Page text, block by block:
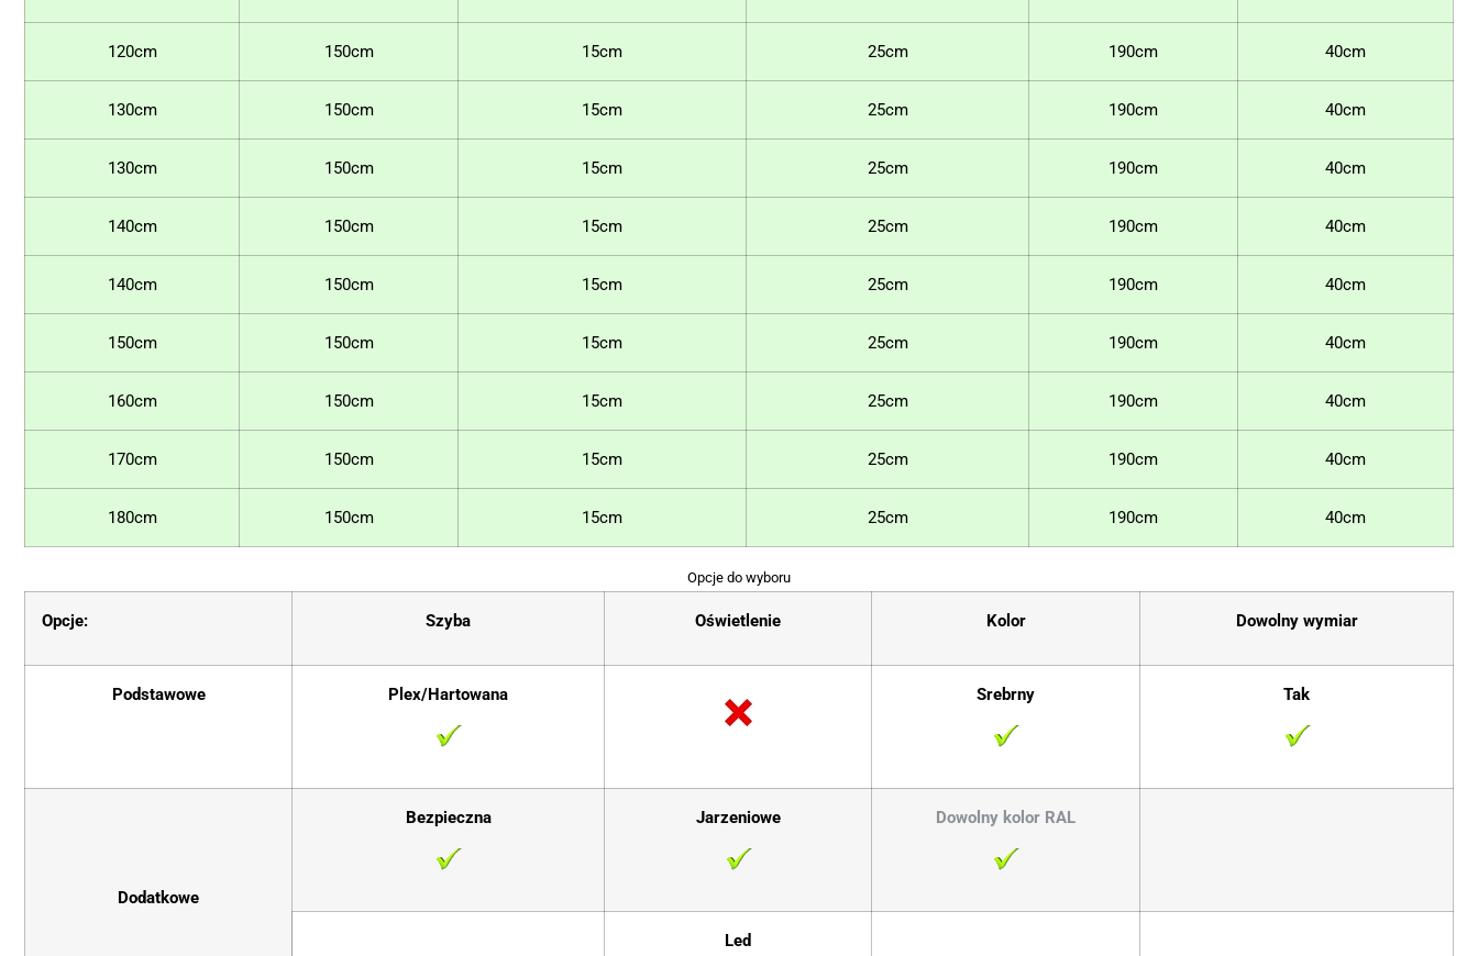
120cm 150cm 15cm 25cm 190cm 40cm
130cm 150cm 15cm 25cm 190cm 40cm
130cm 150cm 15cm 25cm 190cm 40cm
140cm 150cm 15cm 25cm 190cm 40cm
140cm 150cm 15cm 25cm 190cm 40cm
150cm 150cm 15cm 25cm 190cm 40cm
160cm 150cm 15cm 25cm 190cm 40cm
170cm 150cm 15cm 25cm 190cm 40cm
180cm 150cm 15cm 25cm 190cm 40cm
Opcje do wyboru
Opcje: Szyba Oświetlenie Kolor Dowolny wymiar
Podstawowe Plex/Hartowana Srebrny Tak
Dodatkowe
Bezpieczna Jarzeniowe Dowolny kolor RAL
Led